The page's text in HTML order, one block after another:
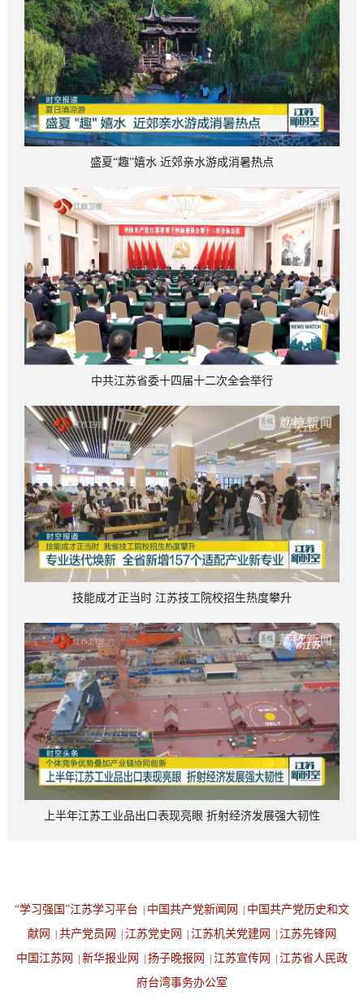
盛夏“趣”嬉水 近郊亲水游成消暑热点
中共江苏省委十四届十二次全会举行
技能成才正当时 江苏技工院校招生热度攀升
上半年江苏工业品出口表现亮眼 折射经济发展强大韧性
“学习强国”江苏学习平台 中国共产党新闻网
中国共产党历史和文
献网
共产党员网 江苏党史网 江苏机关党建网
江苏先锋网
中国江苏网
新华报业网 扬子晚报网 江苏宣传网
江苏省人民政
府台湾事务办公室